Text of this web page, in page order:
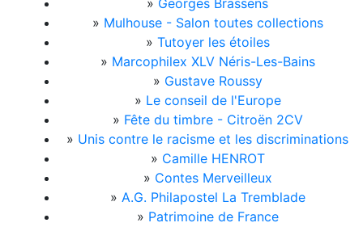
» Georges Brassens
» Mulhouse - Salon toutes collections
» Tutoyer les étoiles
» Marcophilex XLV Néris-Les-Bains
» Gustave Roussy
» Le conseil de l'Europe
» Fête du timbre - Citroën 2CV
» Unis contre le racisme et les discriminations
» Camille HENROT
» Contes Merveilleux
» A.G. Philapostel La Tremblade
» Patrimoine de France